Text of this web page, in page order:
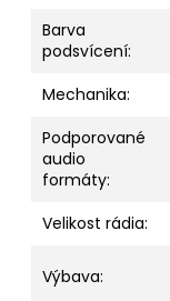
Barva
podsvícení:
Mechanika:
Podporované
audio
formáty:
Velikost rádia:
Výbava: